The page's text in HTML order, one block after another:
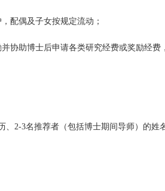
配偶及子女按规定流动；
协助博士后申请各类研究经费或奖励经
、2-3名推荐者（包括博士期间导师）的